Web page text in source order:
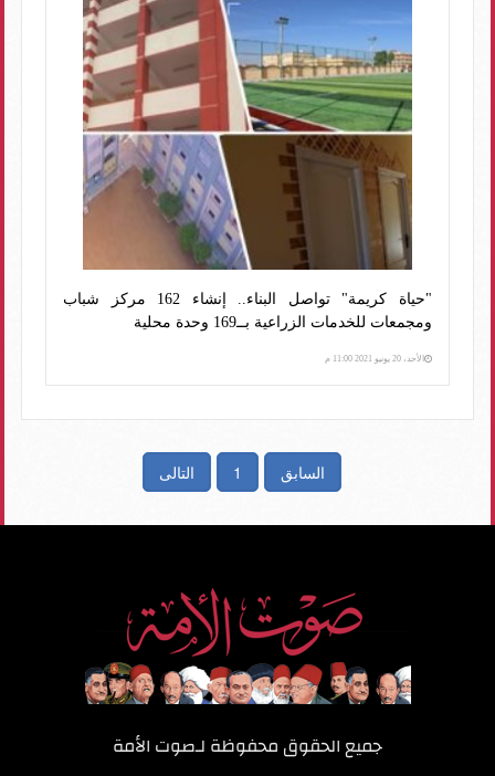
"حياة كريمة" تواصل البناء.. إنشاء 162 مركز شباب
ومجمعات للخدمات الزراعية بــ169 وحدة محلية
الأحد، 20 يونيو 2021 11:00 م
السابق 1 التالى
جميع الحقوق محفوظة لـصوت الأمة